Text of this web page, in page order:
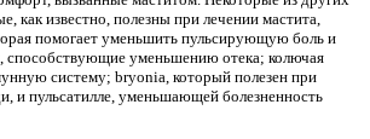
как известно, полезны при лечении мастита,
помогает уменьшить пульсирующую боль и
способствующие уменьшению отека; колючая
систему; bryonia, который полезен при
и пульсатилле, уменьшающей болезненность